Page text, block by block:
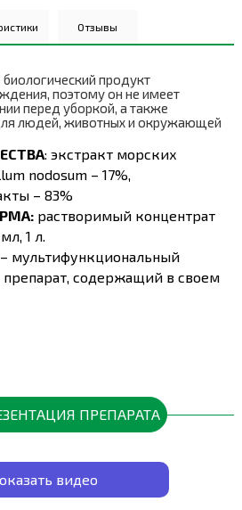
Отзывы
продукт
поэтому он не имеет
перед уборкой, а также
людей, животных и окружающей
: экстракт морских
nodosum – 17%,
– 83%
растворимый концентрат
1 л.
– мультифункциональный
содержащий в своем
росту корней.
питательных веществ и
отвечают за
разрушение соломы и создание
ПРЕПАРАТА
видео